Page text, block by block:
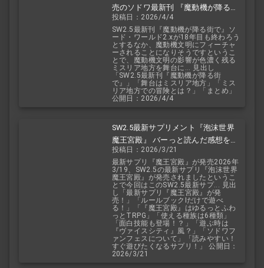
売のソドワ最新刊 『魔動機が降る街
で』 紹介・予想・考察！
投稿日：2026/4/4
SW2.5最新刊『魔動機が降る街で』ソ
ード・ワールド2.xが18年目も終わろう
とするなか、魔動機文明にフィーチャ
ーされることになりそうですというこ
とで、魔動機文明の影響が色濃く残る
ミスリア地方を舞台に... 見出し
「SW2.5最新刊『魔動機が降る街
で』」「舞台はミスリア地方」「ミス
リア地方での冒険とは？」「まとめ」
公開日：2026/4/4
SW2.5最新サプリメント『泡沫世界
魔王宮殿』 バーっと読んだ感想を交
えて紹介します！！
投稿日：2026/3/21
最新サプリ『魔王宮殿』が発売2026年
3/19、SW2.5の最新サプリ『泡沫世界
魔王宮殿』が発売されましたというこ
とで今回はこのSW2.5最新サプ... 見出
し「最新サプリ『魔王宮殿』が発
売！」「ルールブックIだけで遊べ
る！」「『魔王宮殿』はゆるっとふわ
っとTRPG」「使える種族は6種類」
「面白技能も登場！？」「遊ぶ時は
『ヴァイスシティ』風？」「ソドワフ
ァンフェスについて」「読みやすい！
すぐ遊びたくなるサプリ！」 公開日：
2026/3/21